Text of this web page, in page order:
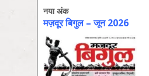
नया अंक
मज़दूर बिगुल – जून 2026